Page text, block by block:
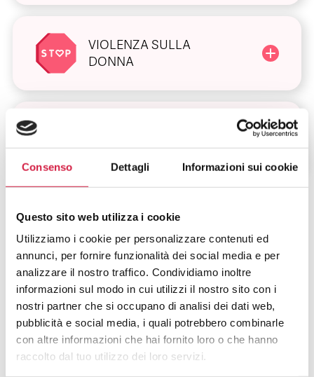
Consenso Dettagli Informazioni sui cookie
Questo sito web utilizza i cookie
Utilizziamo i cookie per personalizzare contenuti ed
annunci, per fornire funzionalità dei social media e per
analizzare il nostro traffico. Condividiamo inoltre
informazioni sul modo in cui utilizzi il nostro sito con i
nostri partner che si occupano di analisi dei dati web,
pubblicità e social media, i quali potrebbero combinarle
con altre informazioni che hai fornito loro o che hanno
raccolto dal tuo utilizzo dei loro servizi.
VIOLENZA SULLA
DONNA
FAQ SUGLI OSPEDALI BOLLINO
ROSA
Cosa Sono Gli Ospedali Bollino Rosa?